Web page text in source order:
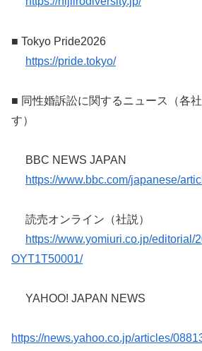
■ Tokyo Pride2026
https://pride.tokyo/
■ 同性婚訴訟に関するニュース（各
す）
BBC NEWS JAPAN
https://www.bbc.com/japanese/
読売オンライン（社説）
https://www.yomiuri.co.jp/editorial/
OYT1T50001/
YAHOO! JAPAN NEWS
https://news.yahoo.co.jp/articles/